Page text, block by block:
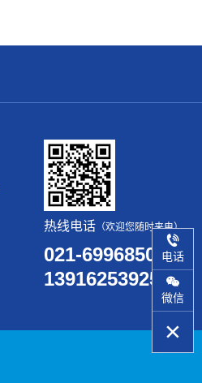
热线电话（欢迎您随时来电）
021-69968507
13916253925
电话
微信